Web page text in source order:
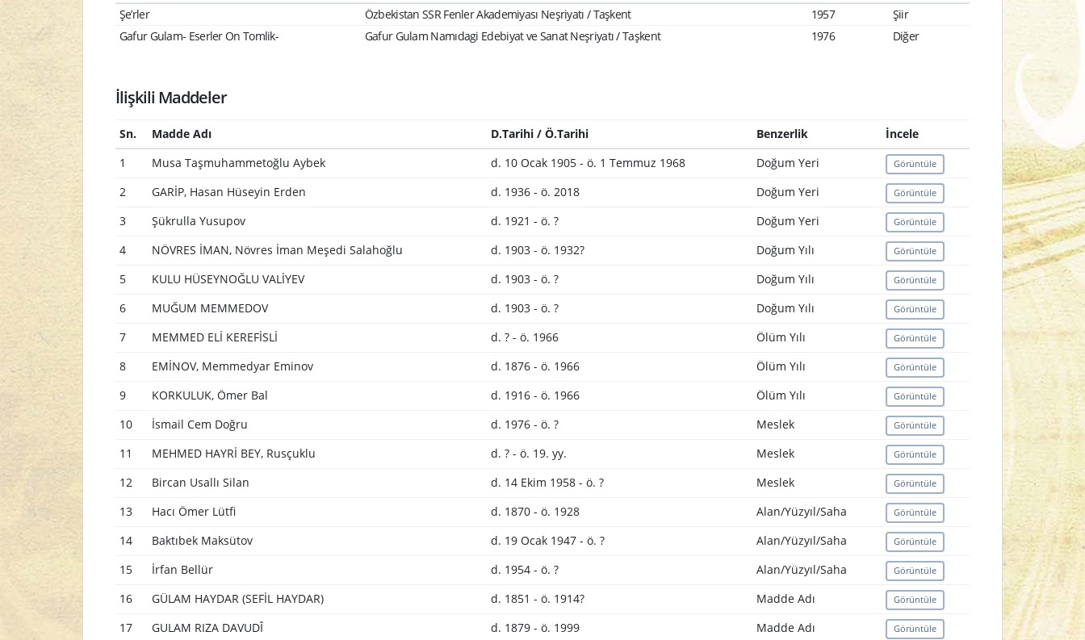
Şe’rler
Özbekistan SSR Fenler Akademiyası Neşriyatı / Taşkent 1957
Şiir
Gafur Gulam- Eserler On Tomlik-
Gafur Gulam Namıdagi Edebiyat ve Sanat Neşriyatı / Taşkent 1976 Diğer
İlişkili Maddeler
Sn. Madde Adı D.Tarihi / Ö.Tarihi Benzerlik
İncele
1
Musa Taşmuhammetoğlu Aybek d. 10 Ocak 1905 - ö. 1 Temmuz 1968 Doğum Yeri Görüntüle
2 GARİP, Hasan Hüseyin Erden d. 1936 - ö. 2018 Doğum Yeri Görüntüle
3 Şükrulla Yusupov d. 1921 - ö. ? Doğum Yeri Görüntüle
4 NÖVRES İMAN, Növres İman Meşedi Salahoğlu d. 1903 - ö. 1932? Doğum Yılı Görüntüle
5 KULU HÜSEYNOĞLU VALİYEV d. 1903 - ö. ? Doğum Yılı Görüntüle
6 MUĞUM MEMMEDOV d. 1903 - ö. ? Doğum Yılı Görüntüle
7 MEMMED ELİ KEREFİSLİ d. ? - ö. 1966 Ölüm Yılı Görüntüle
8 EMİNOV, Memmedyar Eminov d. 1876 - ö. 1966 Ölüm Yılı Görüntüle
9 KORKULUK, Ömer Bal d. 1916 - ö. 1966 Ölüm Yılı Görüntüle
10 İsmail Cem Doğru d. 1976 - ö. ? Meslek Görüntüle
11 MEHMED HAYRİ BEY, Rusçuklu d. ? - ö. 19. yy. Meslek Görüntüle
12 Bircan Usallı Silan d. 14 Ekim 1958 - ö. ? Meslek Görüntüle
13 Hacı Ömer Lütfi d. 1870 - ö. 1928 Alan/Yüzyıl/Saha Görüntüle
14 Baktıbek Maksütov d. 19 Ocak 1947 - ö. ? Alan/Yüzyıl/Saha Görüntüle
15 İrfan Bellür d. 1954 - ö. ? Alan/Yüzyıl/Saha Görüntüle
16 GÜLAM HAYDAR (SEFİL HAYDAR) d. 1851 - ö. 1914? Madde Adı Görüntüle
17 GULAM RIZA DAVUDÎ d. 1879 - ö. 1999 Madde Adı Görüntüle